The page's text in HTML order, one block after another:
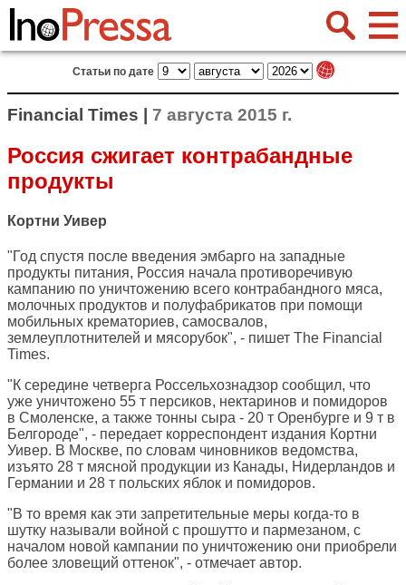
Статьи по дате
Financial Times | 7 августа 2015 г.
Россия сжигает контрабандные
продукты
Кортни Уивер
"Год спустя после введения эмбарго на западные
продукты питания, Россия начала противоречивую
кампанию по уничтожению всего контрабандного мяса,
молочных продуктов и полуфабрикатов при помощи
мобильных крематориев, самосвалов,
землеуплотнителей и мясорубок", - пишет The Financial
Times.
"К середине четверга Россельхознадзор сообщил, что
уже уничтожено 55 т персиков, нектаринов и помидоров
в Смоленске, а также тонны сыра - 20 т Оренбурге и 9 т в
Белгороде", - передает корреспондент издания Кортни
Уивер. В Москве, по словам чиновников ведомства,
изъято 28 т мясной продукции из Канады, Нидерландов и
Германии и 28 т польских яблок и помидоров.
"В то время как эти запретительные меры когда-то в
шутку называли войной с прошутто и пармезаном, с
началом новой кампании по уничтожению они приобрели
более зловещий оттенок", - отмечает автор.